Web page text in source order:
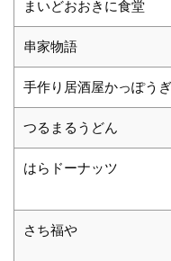
まいどおおきに食堂
串家物語
手作り居酒屋かっぽうぎ
つるまるうどん
はらドーナッツ
さち福や